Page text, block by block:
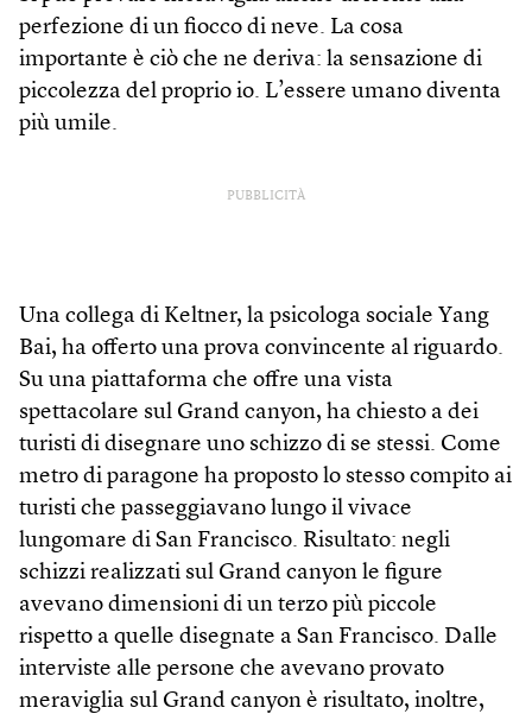
perfezione di un fiocco di neve. La cosa
importante è ciò che ne deriva: la sensazione di
piccolezza del proprio io. L’essere umano diventa
più umile.
PUBBLICITÀ
Una collega di Keltner, la psicologa sociale Yang
Bai, ha offerto una prova convincente al riguardo.
Su una piattaforma che offre una vista
spettacolare sul Grand canyon, ha chiesto a dei
turisti di disegnare uno schizzo di se stessi. Come
metro di paragone ha proposto lo stesso compito ai
turisti che passeggiavano lungo il vivace
lungomare di San Francisco. Risultato: negli
schizzi realizzati sul Grand canyon le figure
avevano dimensioni di un terzo più piccole
rispetto a quelle disegnate a San Francisco. Dalle
interviste alle persone che avevano provato
meraviglia sul Grand canyon è risultato, inoltre,